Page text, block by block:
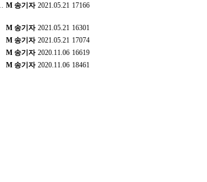
M 송기자 2021.05.21 17166
M 송기자 2021.05.21 16301
M 송기자 2021.05.21 17074
M 송기자 2020.11.06 16619
M 송기자 2020.11.06 18461